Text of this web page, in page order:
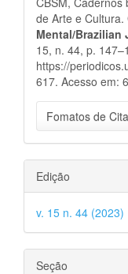
artigo
de Arte e Cultura.
Mental/Brazilian
15, n. 44, p.
https://
617. Acesso em:
Fomatos de
Edição
v. 15 n. 44 (2023)
Seção